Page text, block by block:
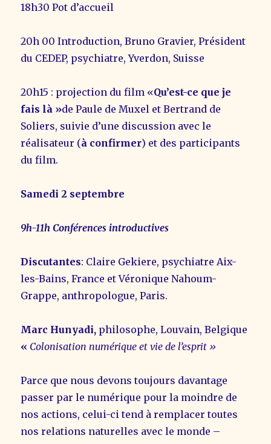
18h30 Pot d’accueil
20h 00 Introduction, Bruno Gravier, Président
du CEDEP, psychiatre, Yverdon, Suisse
20h15 : projection du film «Qu’est-ce que je
fais là »de Paule de Muxel et Bertrand de
Soliers, suivie d’une discussion avec le
réalisateur (à confirmer) et des participants
du film.
Samedi 2 septembre
9h-11h Conférences introductives
Discutantes: Claire Gekiere, psychiatre Aix-
les-Bains, France et Véronique Nahoum-
Grappe, anthropologue, Paris.
Marc Hunyadi, philosophe, Louvain, Belgique
« Colonisation numérique et vie de l’esprit »
Parce que nous devons toujours davantage
passer par le numérique pour la moindre de
nos actions, celui-ci tend à remplacer toutes
nos relations naturelles avec le monde –